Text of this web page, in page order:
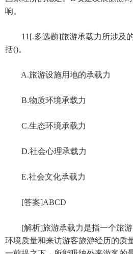
响。
11[.多选题]旅游承载力所涉及
括()。
A.旅游设施用地的承载力
B.物质环境承载力
C.生态环境承载力
D.社会心理承载力
E.社会文化承载力
[答案]ABCD
[解析]旅游承载力是指一个旅游
环境质量和来访游客旅游经历的质